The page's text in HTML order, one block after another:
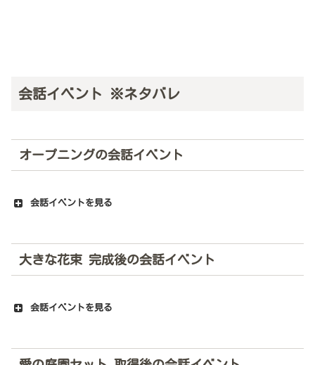
会話イベント ※ネタバレ
オープニングの会話イベント
会話イベントを見る
大きな花束 完成後の会話イベント
会話イベントを見る